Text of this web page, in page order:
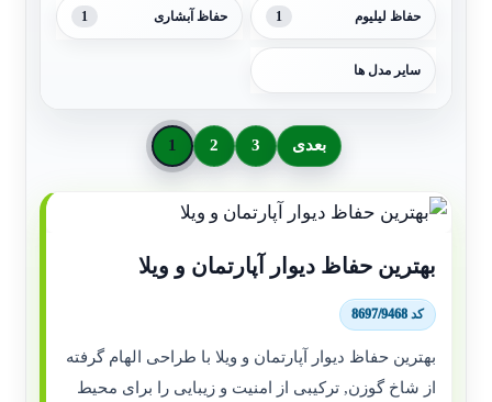
حفاظ لیلیوم 1 حفاظ آبشاری 1
سایر مدل ها
1 2 3 بعدی
بهترین حفاظ دیوار آپارتمان و ویلا
کد 8697/9468
بهترین حفاظ دیوار آپارتمان و ویلا با طراحی الهام گرفته
از شاخ گوزن, ترکیبی از امنیت و زیبایی را برای محیط